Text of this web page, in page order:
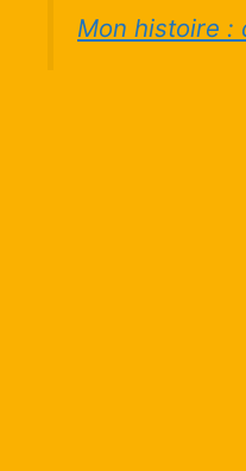
Mon histoire :